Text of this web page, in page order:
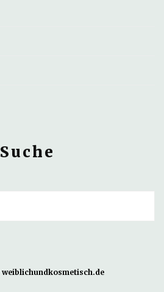
Suche
weiblichundkosmetisch.de